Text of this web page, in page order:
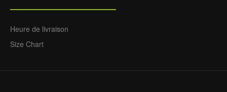
Heure de livraison
Size Chart